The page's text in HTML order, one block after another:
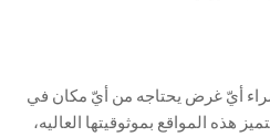
أيّ غرض يحتاجه من أيّ مكان في
هذه المواقع بموثوقيتها العاليه،